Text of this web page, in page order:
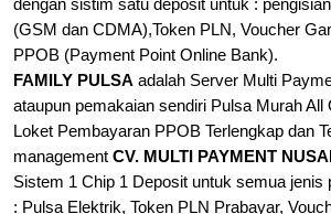
dengan sistim satu deposit untuk : pengisian
(GSM dan CDMA),Token PLN, Voucher
PPOB (Payment Point Online Bank).
FAMILY PULSA adalah Server Multi
ataupun pemakaian sendiri Pulsa Murah All
Loket Pembayaran PPOB Terlengkap dan
management CV. MULTI PAYMENT
Sistem 1 Chip 1 Deposit untuk semua jenis
: Pulsa Elektrik, Token PLN Prabayar,